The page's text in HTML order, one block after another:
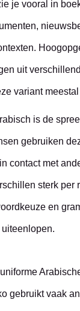
je vooral in
uit
variant
is de
gebruiken
contact met
sterk per
en
gebruikt vaak